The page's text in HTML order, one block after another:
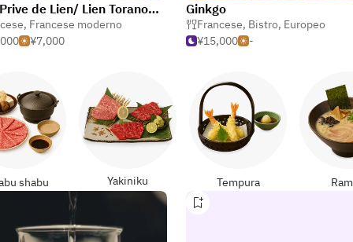
Lien/ Prive de Lien/ Lien Toranomon Hills
, Francese moderno
¥7,000
Ginkgo
Francese, Bistro, Europeo
¥15,000
-
shabu Yakiniku Tempura